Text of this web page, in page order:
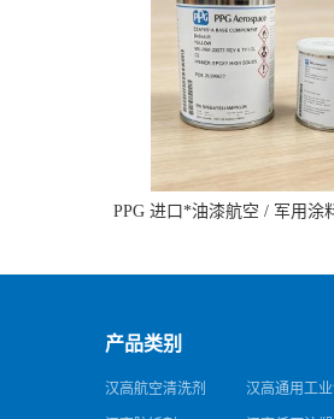
PPG 进口*油漆航空 / 军用涂
产品类别
汉高航空清洗剂 汉高通用工